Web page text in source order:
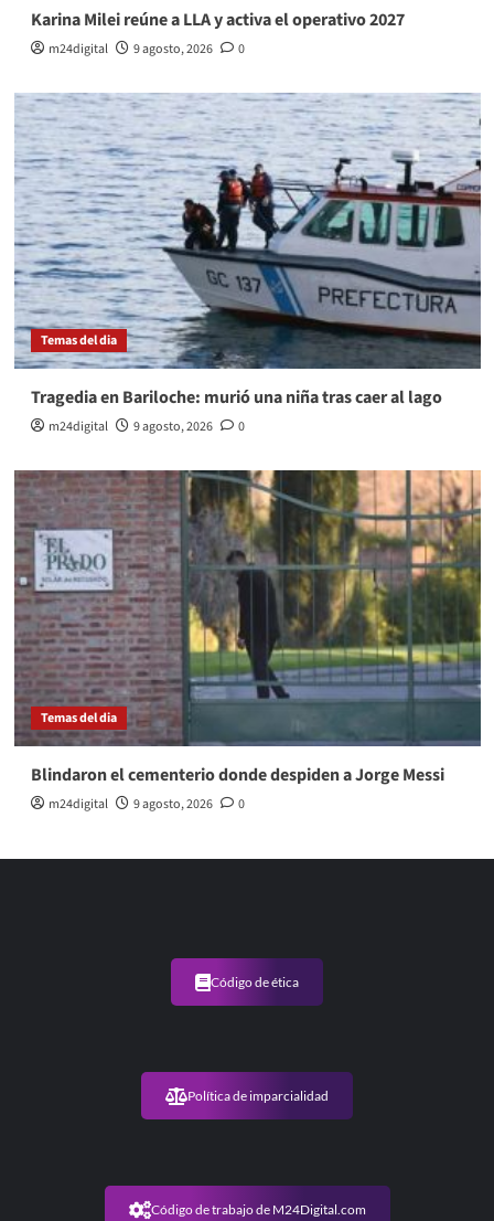
Karina Milei reúne a LLA y activa el operativo 2027
m24digital 9 agosto, 2026 0
Temas del dia
Tragedia en Bariloche: murió una niña tras caer al lago
m24digital 9 agosto, 2026 0
Temas del dia
Blindaron el cementerio donde despiden a Jorge Messi
m24digital 9 agosto, 2026 0
Código de ética
Política de imparcialidad
Código de trabajo de M24Digital.com